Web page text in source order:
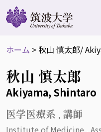
ホーム >秋山 慎太郎/
秋山 慎太郎
Akiyama, Shintaro
医学医療系 , 講師
Institute of Medicine ,